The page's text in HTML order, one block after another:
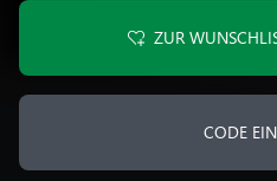
ZUR
CODE